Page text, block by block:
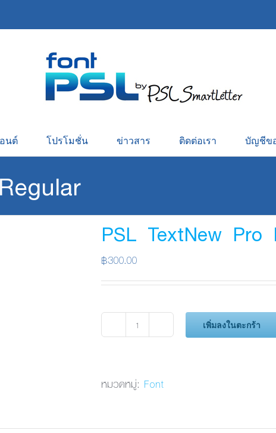
นต์ โปรโมชั่น ข่าวสาร ติดต่อเรา บัญชีข
PSL TextNew Pro
฿300.00
จำนวน
Pro
เพิ่มลงในตะกร้า
หมวดหมู่: Font